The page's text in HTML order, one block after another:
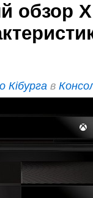
обзор
Кібурга в